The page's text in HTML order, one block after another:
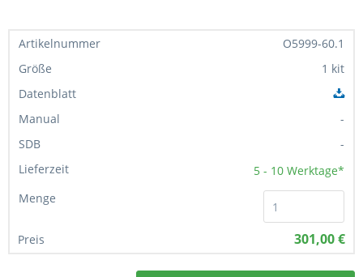
O5999-60.1
1 kit
-
-
5 - 10 Werktage*
301,00 €